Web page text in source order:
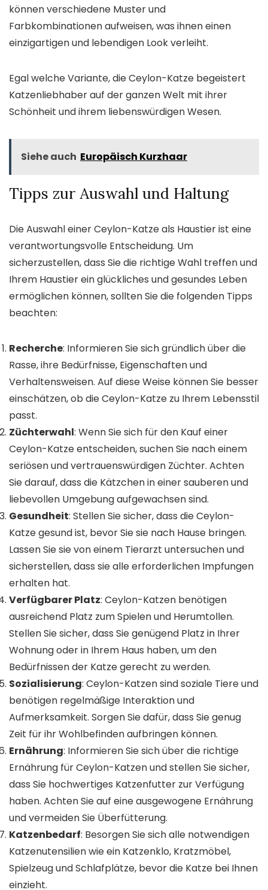
können verschiedene Muster und
Farbkombinationen aufweisen, was ihnen einen
einzigartigen und lebendigen Look verleiht.
Egal welche Variante, die Ceylon-Katze begeistert
Katzenliebhaber auf der ganzen Welt mit ihrer
Schönheit und ihrem liebenswürdigen Wesen.
Siehe auch Europäisch Kurzhaar
Tipps zur Auswahl und Haltung
Die Auswahl einer Ceylon-Katze als Haustier ist eine
verantwortungsvolle Entscheidung. Um
sicherzustellen, dass Sie die richtige Wahl treffen und
Ihrem Haustier ein glückliches und gesundes Leben
ermöglichen können, sollten Sie die folgenden Tipps
beachten:
Recherche: Informieren Sie sich gründlich über die
Rasse, ihre Bedürfnisse, Eigenschaften und
Verhaltensweisen. Auf diese Weise können Sie besser
einschätzen, ob die Ceylon-Katze zu Ihrem Lebensstil
passt.
Züchterwahl: Wenn Sie sich für den Kauf einer
Ceylon-Katze entscheiden, suchen Sie nach einem
seriösen und vertrauenswürdigen Züchter. Achten
Sie darauf, dass die Kätzchen in einer sauberen und
liebevollen Umgebung aufgewachsen sind.
Gesundheit: Stellen Sie sicher, dass die Ceylon-
Katze gesund ist, bevor Sie sie nach Hause bringen.
Lassen Sie sie von einem Tierarzt untersuchen und
sicherstellen, dass sie alle erforderlichen Impfungen
erhalten hat.
Verfügbarer Platz: Ceylon-Katzen benötigen
ausreichend Platz zum Spielen und Herumtollen.
Stellen Sie sicher, dass Sie genügend Platz in Ihrer
Wohnung oder in Ihrem Haus haben, um den
Bedürfnissen der Katze gerecht zu werden.
Sozialisierung: Ceylon-Katzen sind soziale Tiere und
benötigen regelmäßige Interaktion und
Aufmerksamkeit. Sorgen Sie dafür, dass Sie genug
Zeit für ihr Wohlbefinden aufbringen können.
Ernährung: Informieren Sie sich über die richtige
Ernährung für Ceylon-Katzen und stellen Sie sicher,
dass Sie hochwertiges Katzenfutter zur Verfügung
haben. Achten Sie auf eine ausgewogene Ernährung
und vermeiden Sie Überfütterung.
Katzenbedarf: Besorgen Sie sich alle notwendigen
Katzenutensilien wie ein Katzenklo, Kratzmöbel,
Spielzeug und Schlafplätze, bevor die Katze bei Ihnen
einzieht.